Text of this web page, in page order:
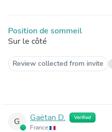
Position de sommeil
Sur le côté
Review collected from invite
G Gaëtan D. Verified
France